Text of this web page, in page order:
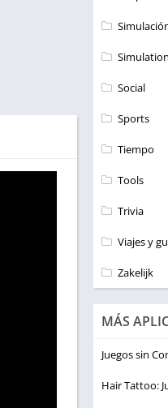
Simulation
Social
Sports
Tiempo
Tools
Trivia
Viajes y
Zakelijk
MÁS
Juegos sin
Hair Tattoo: